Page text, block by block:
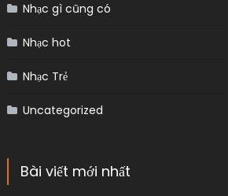
Nhạc gì cũng có
Nhạc hot
Nhạc Trẻ
Uncategorized
Bài viết mới nhất